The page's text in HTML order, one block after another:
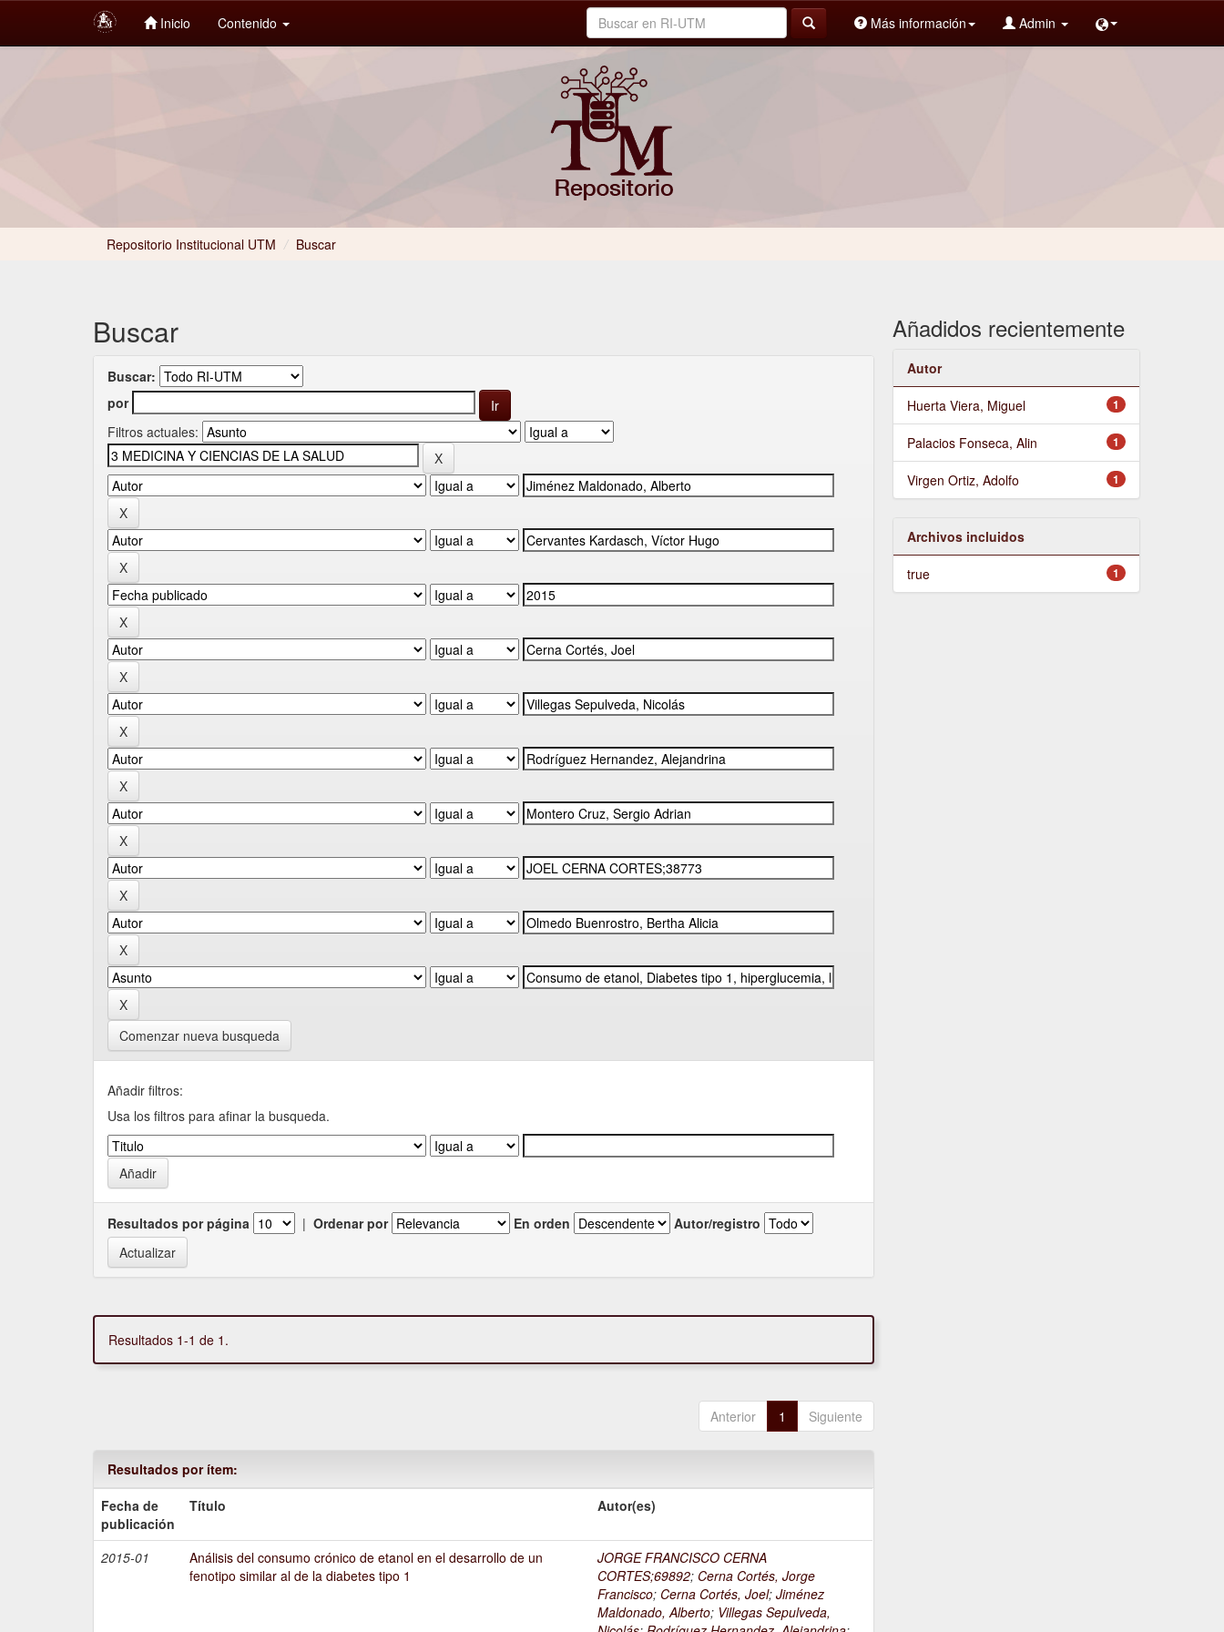
Inicio Contenido Más información Admin
Repositorio Institucional UTM / Buscar
Buscar
Buscar:
por
Filtros actuales:
Comenzar nueva busqueda
Añadir filtros:
Usa los filtros para afinar la busqueda.
Resultados por página | Ordenar por En orden Autor/registro
Resultados 1-1 de 1.
Anterior 1 Siguiente
Resultados por ítem:
Fecha de
publicación
Título Autor(es)
2015-01
Análisis del consumo crónico de etanol en el desarrollo de un
fenotipo similar al de la diabetes tipo 1
JORGE FRANCISCO CERNA
CORTES;69892; Cerna Cortés, Jorge
Francisco; Cerna Cortés, Joel;Jiménez
Maldonado, Alberto; Villegas Sepulveda,
Añadidos recientemente
Autor
1
Huerta Viera, Miguel
1
Palacios Fonseca, Alin
1
Virgen Ortiz, Adolfo
Archivos incluidos
1
true